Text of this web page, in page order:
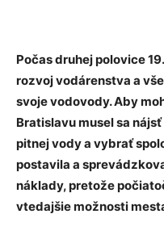
Počas druhej polovice
rozvoj vodárenstva a
svoje vodovody. Aby
Bratislavu musel sa
pitnej vody a vybrať
postavila a
náklady, pretože
vtedajšie možnosti